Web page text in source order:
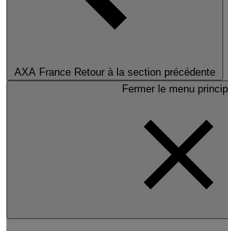
AXA France Retour à la section précédente
Fermer le menu